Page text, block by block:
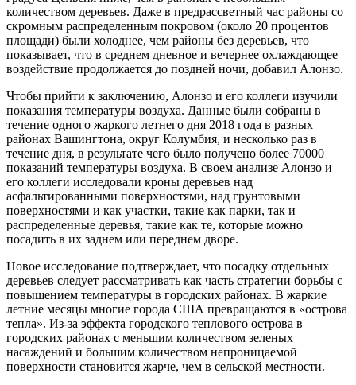
количеством деревьев. Даже в предрассветный час районы со
скромным распределенным покровом (около 20 процентов
площади) были холоднее, чем районы без деревьев, что
показывает, что в среднем дневное и вечернее охлаждающее
воздействие продолжается до поздней ночи, добавил Алонзо.
Чтобы прийти к заключению, Алонзо и его коллеги изучили
показания температуры воздуха. Данные были собраны в
течение одного жаркого летнего дня 2018 года в разных
районах Вашингтона, округ Колумбия, и несколько раз в
течение дня, в результате чего было получено более 70000
показаний температуры воздуха. В своем анализе Алонзо и
его коллеги исследовали кроны деревьев над
асфальтированными поверхностями, над грунтовыми
поверхностями и как участки, такие как парки, так и
распределенные деревья, такие как те, которые можно
посадить в их заднем или переднем дворе.
Новое исследование подтверждает, что посадку отдельных
деревьев следует рассматривать как часть стратегии борьбы с
повышением температуры в городских районах. В жаркие
летние месяцы многие города США превращаются в «острова
тепла». Из-за эффекта городского теплового острова в
городских районах с меньшим количеством зеленых
насаждений и большим количеством непроницаемой
поверхности становится жарче, чем в сельской местности.